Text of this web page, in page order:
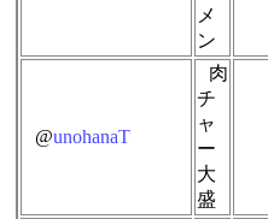
メ
ン
@unohanaT
肉
チ
ャ
ー
大
盛